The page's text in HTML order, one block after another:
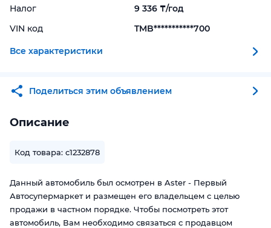
Налог
9 336 ₸/год
VIN код
TMB***********700
Все характеристики
Поделиться этим объявлением
Описание
Код товара: c1232878
Данный автомобиль был осмотрен в Aster - Первый
Автосупермаркет и размещен его владельцем с целью
продажи в частном порядке. Чтобы посмотреть этот
автомобиль, Вам необходимо связаться с продавцом